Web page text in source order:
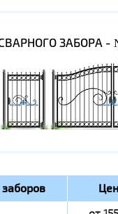
ЗАБОРА -